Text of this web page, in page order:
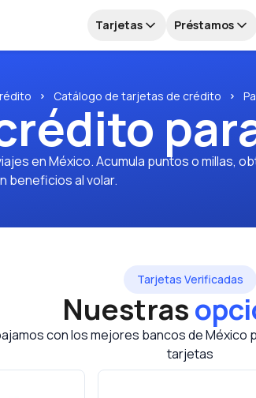
Tarjetas Préstamos
Catálogo de tarjetas de crédito
en México. Acumula puntos o millas,
beneficios al volar.
Tarjetas Verificadas
Nuestras
con los mejores bancos de México
tarjetas